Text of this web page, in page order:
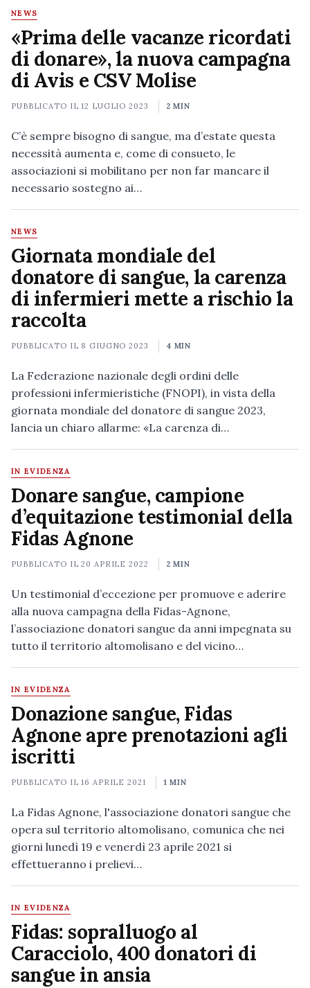
NEWS
«Prima delle vacanze ricordati
di donare», la nuova campagna
di Avis e CSV Molise
PUBBLICATO IL12 LUGLIO 2023 2 MIN
C’è sempre bisogno di sangue, ma d’estate questa
necessità aumenta e, come di consueto, le
associazioni si mobilitano per non far mancare il
necessario sostegno ai…
NEWS
Giornata mondiale del
donatore di sangue, la carenza
di infermieri mette a rischio la
raccolta
PUBBLICATO IL 8 GIUGNO 2023 4 MIN
La Federazione nazionale degli ordini delle
professioni infermieristiche (FNOPI), in vista della
giornata mondiale del donatore di sangue 2023,
lancia un chiaro allarme: «La carenza di…
IN EVIDENZA
Donare sangue, campione
d’equitazione testimonial della
Fidas Agnone
PUBBLICATO IL20 APRILE 2022 2 MIN
Un testimonial d’eccezione per promuove e aderire
alla nuova campagna della Fidas-Agnone,
l’associazione donatori sangue da anni impegnata su
tutto il territorio altomolisano e del vicino…
IN EVIDENZA
Donazione sangue, Fidas
Agnone apre prenotazioni agli
iscritti
PUBBLICATO IL16 APRILE 2021 1 MIN
La Fidas Agnone, l'associazione donatori sangue che
opera sul territorio altomolisano, comunica che nei
giorni lunedì 19 e venerdì 23 aprile 2021 si
effettueranno i prelievi…
IN EVIDENZA
Fidas: sopralluogo al
Caracciolo, 400 donatori di
sangue in ansia